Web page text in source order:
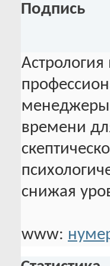
Подпись
менеджеры
времени
снижая
www: